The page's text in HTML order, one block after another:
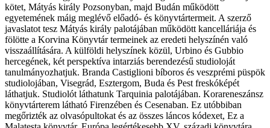
kötet, Mátyás király Pozsonyban, majd Budán működött
egyetemének máig meglévő előadó- és könyvtártermeit. A szerző
javaslatot tesz Mátyás király palotájában működött kancelláriája és
fölötte a Korvina Könyvtár termeinek az eredeti helyszínén való
visszaállítására. A külföldi helyszínek közül, Urbino és Gubbio
hercegének, két perspektíva intarziás berendezésű studioloját
tanulmányozhatjuk. Branda Castiglioni bíboros és veszprémi püspök
studiolojában, Visegrád, Esztergom, Buda és Pest freskóképét
láthatjuk. Studiolót láthatunk Tarquinia palotájában. Korareneszánsz
könyvtárterem látható Firenzében és Cesenaban. Ez utóbbiban
megőrizték az olvasópultokat és az összes láncos kódexet, Ez a